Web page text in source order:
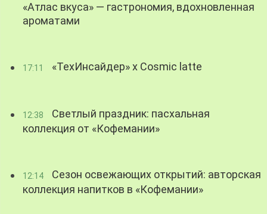
«Атлас вкуса» — гастрономия, вдохновленная
ароматами
17:11 «ТехИнсайдер» х Cosmic latte
12:38
Светлый праздник: пасхальная
коллекция от «Кофемании»
12:14
Сезон освежающих открытий: авторская
коллекция напитков в «Кофемании»